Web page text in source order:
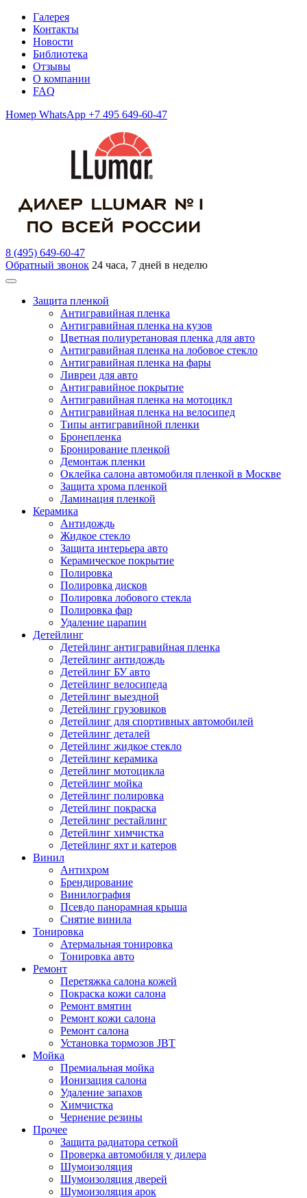
Галерея
Контакты
Новости
Библиотека
Отзывы
О компании
FAQ
Номер WhatsApp +7 495 649-60-47
8 (495) 649-60-47
Обратный звонок 24 часа, 7 дней в неделю
Защита пленкой
Антигравийная пленка
Антигравийная пленка на кузов
Цветная полиуретановая пленка для авто
Антигравийная пленка на лобовое стекло
Антигравийная пленка на фары
Ливреи для авто
Антигравийное покрытие
Антигравийная пленка на мотоцикл
Антигравийная пленка на велосипед
Типы антигравийной пленки
Бронепленка
Бронирование пленкой
Демонтаж пленки
Оклейка салона автомобиля пленкой в Москве
Защита хрома пленкой
Ламинация пленкой
Керамика
Антидождь
Жидкое стекло
Защита интерьера авто
Керамическое покрытие
Полировка
Полировка дисков
Полировка лобового стекла
Полировка фар
Удаление царапин
Детейлинг
Детейлинг антигравийная пленка
Детейлинг антидождь
Детейлинг БУ авто
Детейлинг велосипеда
Детейлинг выездной
Детейлинг грузовиков
Детейлинг для спортивных автомобилей
Детейлинг деталей
Детейлинг жидкое стекло
Детейлинг керамика
Детейлинг мотоцикла
Детейлинг мойка
Детейлинг полировка
Детейлинг покраска
Детейлинг рестайлинг
Детейлинг химчистка
Детейлинг яхт и катеров
Винил
Антихром
Брендирование
Винилография
Псевдо панорамная крыша
Снятие винила
Тонировка
Атермальная тонировка
Тонировка авто
Ремонт
Перетяжка салона кожей
Покраска кожи салона
Ремонт вмятин
Ремонт кожи салона
Ремонт салона
Установка тормозов JBT
Мойка
Премиальная мойка
Ионизация салона
Удаление запахов
Химчистка
Чернение резины
Прочее
Защита радиатора сеткой
Проверка автомобиля у дилера
Шумоизоляция
Шумоизоляция дверей
Шумоизоляция арок